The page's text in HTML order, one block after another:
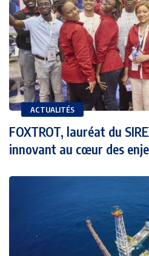
ACTUALITÉS
FOXTROT, lauréat du
innovant au cœur des